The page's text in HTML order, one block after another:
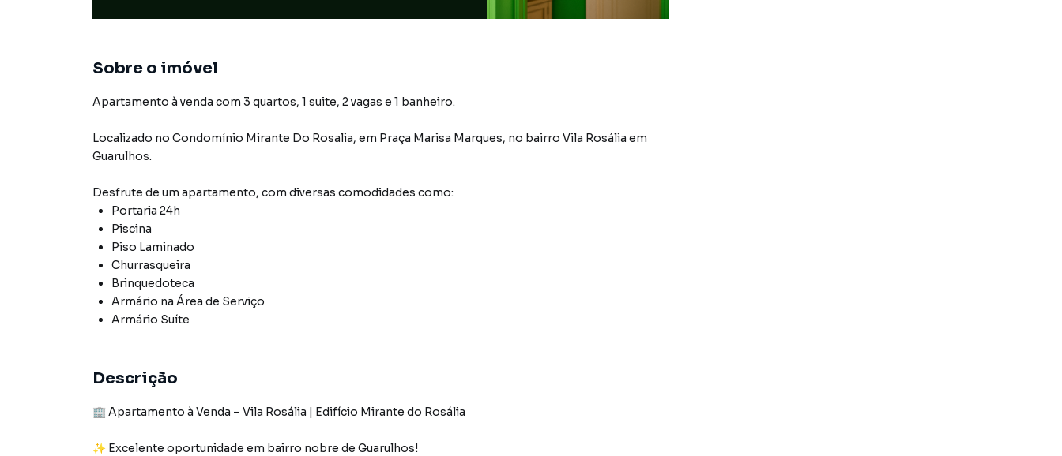
Sobre o imóvel
Apartamento à venda com 3 quartos, 1 suite, 2 vagas e 1 banheiro.
Localizado no Condomínio Mirante Do Rosalia, em Praça Marisa Marques, no bairro Vila Rosália em
Guarulhos.
Desfrute de um apartamento, com diversas comodidades como:
Portaria 24h
Piscina
Piso Laminado
Churrasqueira
Brinquedoteca
Armário na Área de Serviço
Armário Suíte
Descrição
🏢 Apartamento à Venda – Vila Rosália | Edifício Mirante do Rosália
✨ Excelente oportunidade em bairro nobre de Guarulhos!